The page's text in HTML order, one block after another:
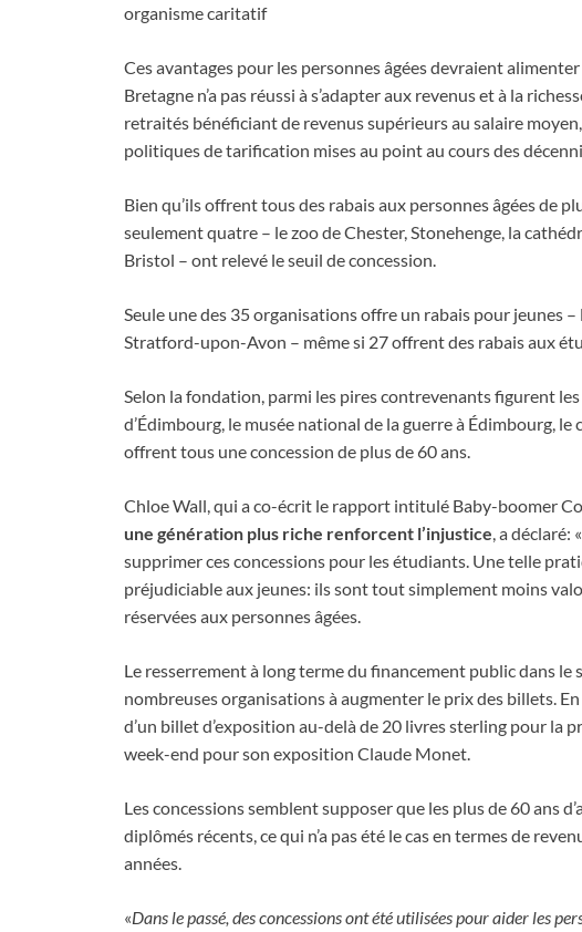
organisme caritatif
Ces avantages pour les personnes âgées devraient
Bretagne n’a pas réussi à s’adapter aux revenus et à la
retraités bénéficiant de revenus supérieurs au salaire
politiques de tarification mises au point au cours des
Bien qu’ils offrent tous des rabais aux personnes âgées de
seulement quatre – le zoo de Chester, Stonehenge, la
Bristol – ont relevé le seuil de concession.
Seule une des 35 organisations offre un rabais pour jeunes
Stratford-upon-Avon – même si 27 offrent des rabais aux
Selon la fondation, parmi les pires contrevenants figurent
d’Édimbourg, le musée national de la guerre à Édimbourg,
offrent tous une concession de plus de 60 ans.
Chloe Wall, qui a co-écrit le rapport intitulé Baby-boomer
une génération plus riche renforcent l’injustice , a
supprimer ces concessions pour les étudiants. Une telle
préjudiciable aux jeunes: ils sont tout simplement moins
réservées aux personnes âgées.
Le resserrement à long terme du financement public dans le
nombreuses organisations à augmenter le prix des billets.
d’un billet d’exposition au-delà de 20 livres sterling pour la
week-end pour son exposition Claude Monet.
Les concessions semblent supposer que les plus de 60 ans
diplômés récents, ce qui n’a pas été le cas en termes de
années.
«Dans le passé, des concessions ont été utilisées pour aider les